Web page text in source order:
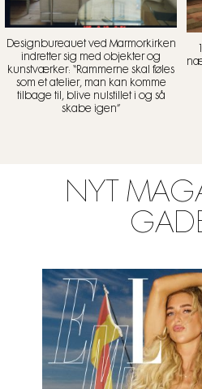
Designbureauet ved Marmorkirken
indretter sig med objekter og
kunstværker: “Rammerne skal føles
som et atelier, man kan komme
tilbage til, blive nulstillet i og så
skabe igen”
NYT